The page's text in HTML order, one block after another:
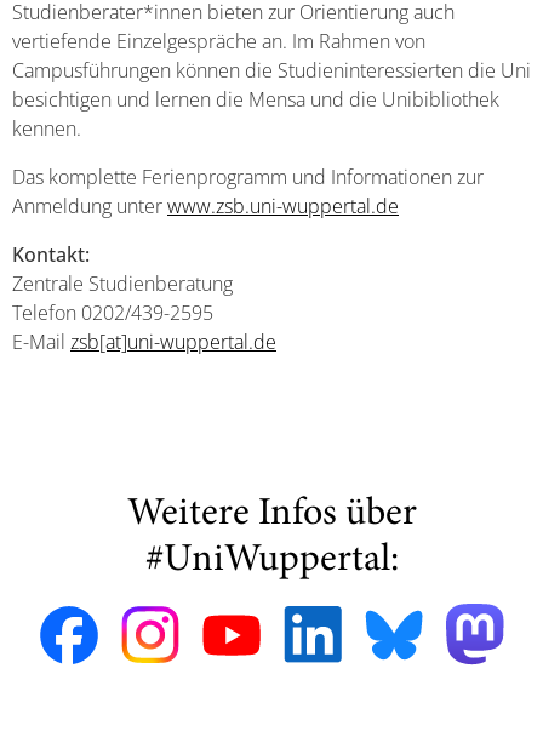
Studienberater*innen bieten zur Orientierung auch
vertiefende Einzelgespräche an. Im Rahmen von
Campusführungen können die Studieninteressierten die Uni
besichtigen und lernen die Mensa und die Unibibliothek
kennen.
Das komplette Ferienprogramm und Informationen zur
Anmeldung unterwww.zsb.uni-wuppertal.de
Kontakt:
Zentrale Studienberatung
Telefon 0202/439-2595
E-Mail zsb[at]uni-wuppertal.de
Weitere Infos über
#UniWuppertal: